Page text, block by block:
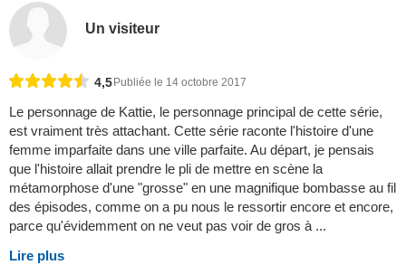
Un visiteur
4,5 Publiée le 14 octobre 2017
Le personnage de Kattie, le personnage principal de cette série,
est vraiment très attachant. Cette série raconte l'histoire d'une
femme imparfaite dans une ville parfaite. Au départ, je pensais
que l'histoire allait prendre le pli de mettre en scène la
métamorphose d'une "grosse" en une magnifique bombasse au fil
des épisodes, comme on a pu nous le ressortir encore et encore,
parce qu'évidemment on ne veut pas voir de gros à ...
Lire plus